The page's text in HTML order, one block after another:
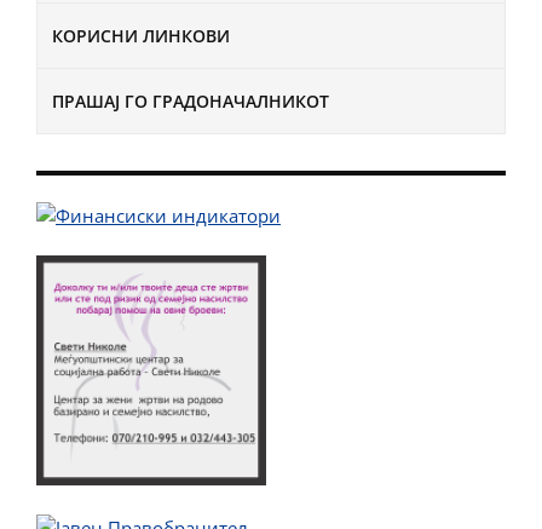
КОРИСНИ ЛИНКОВИ
ПРАШАЈ ГО ГРАДОНАЧАЛНИКОТ